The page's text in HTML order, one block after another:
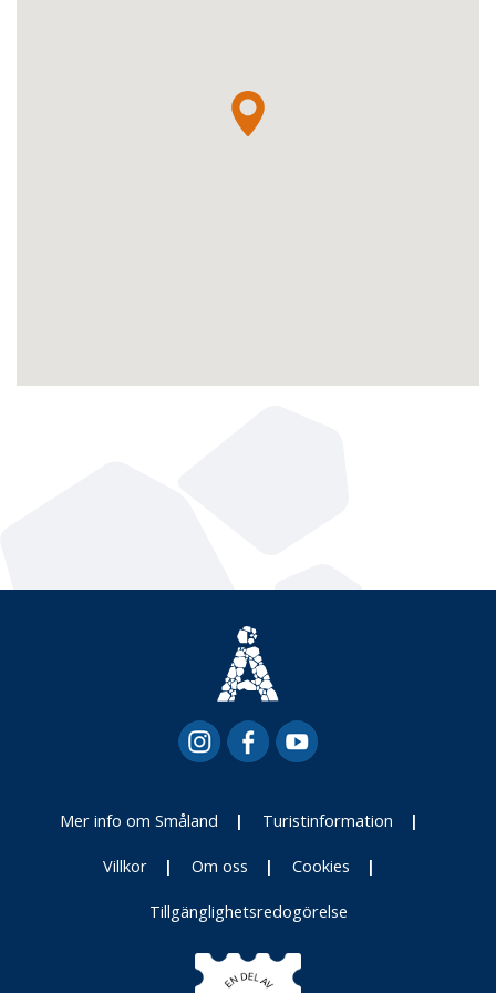
Mer info om Småland Turistinformation
Villkor Om oss Cookies
Tillgänglighetsredogörelse